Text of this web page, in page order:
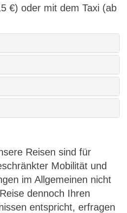
€) oder mit dem Taxi (ab
Reisen sind für
Mobilität und
im Allgemeinen nicht
dennoch Ihren
entspricht, erfragen